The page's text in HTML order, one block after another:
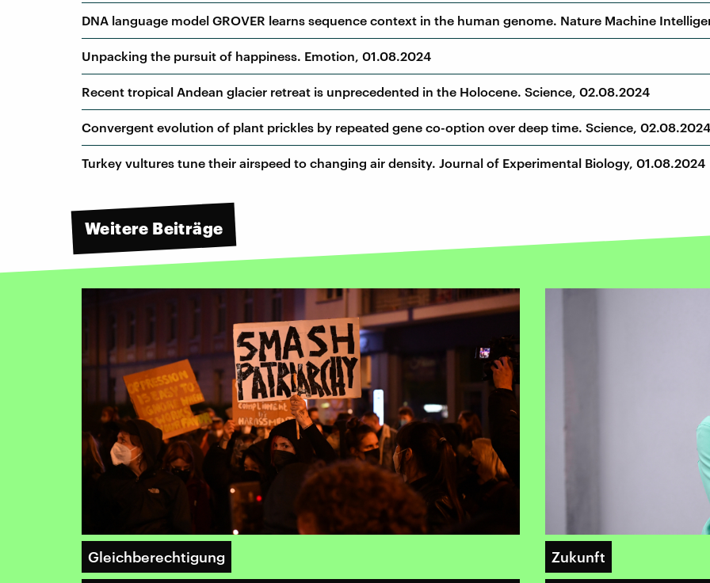
DNA language model GROVER learns sequence context in the human genome. Nature Machine
Unpacking the pursuit of happiness. Emotion, 01.08.2024
Recent tropical Andean glacier retreat is unprecedented in the Holocene. Science, 02.08.2024
Convergent evolution of plant prickles by repeated gene co-option over deep time. Science, 02.08.2024
Turkey vultures tune their airspeed to changing air density. Journal of Experimental Biology, 01.08.2024
Weitere Beiträge
Gleichberechtigung Zukunft